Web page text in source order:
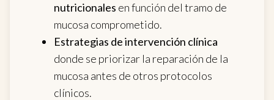
nutricionales en función del tramo de
mucosa comprometido.
Estrategias de intervención clínica
donde se priorizar la reparación de la
mucosa antes de otros protocolos
clínicos.